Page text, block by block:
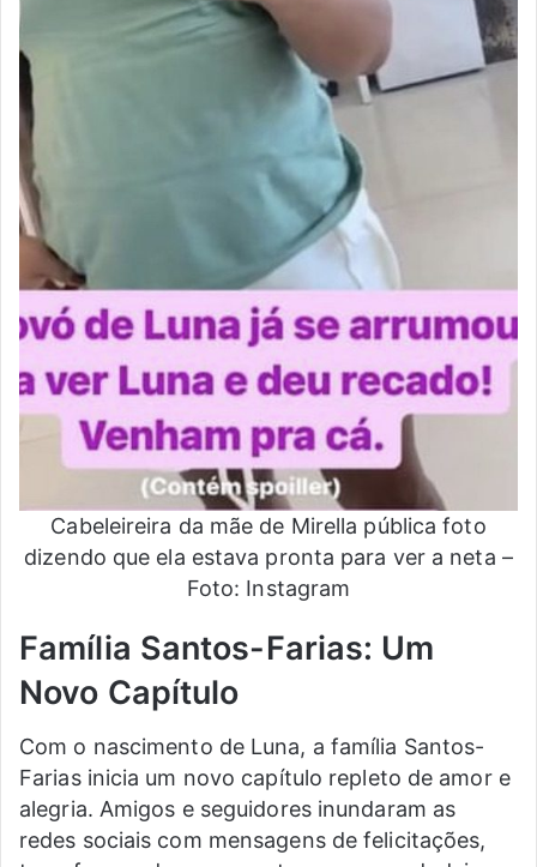
Cabeleireira da mãe de Mirella pública foto
dizendo que ela estava pronta para ver a neta –
Foto: Instagram
Família Santos-Farias: Um
Novo Capítulo
Com o nascimento de Luna, a família Santos-
Farias inicia um novo capítulo repleto de amor e
alegria. Amigos e seguidores inundaram as
redes sociais com mensagens de felicitações,